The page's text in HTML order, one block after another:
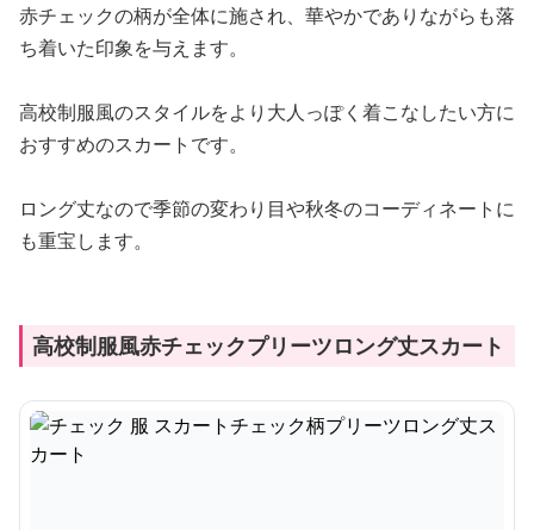
赤チェックの柄が全体に施され、華やかでありながらも落
ち着いた印象を与えます。
高校制服風のスタイルをより大人っぽく着こなしたい方に
おすすめのスカートです。
ロング丈なので季節の変わり目や秋冬のコーディネートに
も重宝します。
高校制服風赤チェックプリーツロング丈スカート